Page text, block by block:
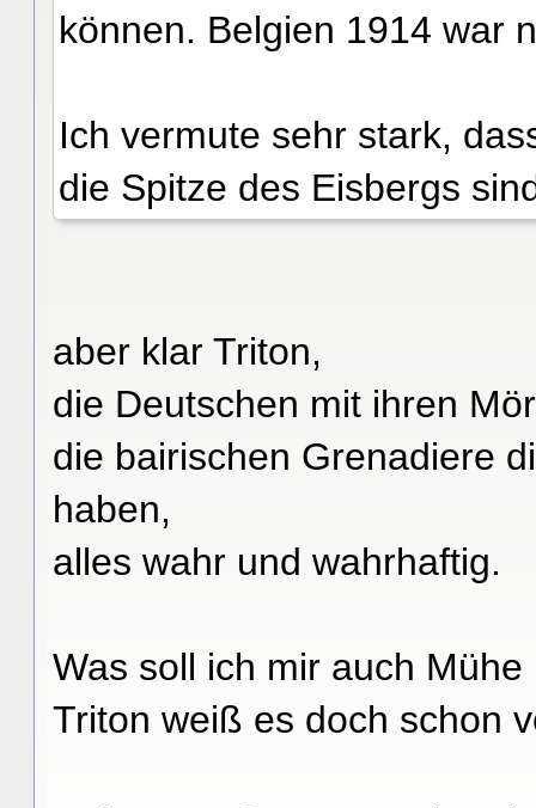
können. Belgien 1914 war
Ich vermute sehr stark,
die Spitze des Eisbergs
aber klar Triton,
die Deutschen mit ihren
die bairischen Grenadiere
haben,
alles wahr und wahrhaftig.
Was soll ich mir auch Mühe
Triton weiß es doch schon